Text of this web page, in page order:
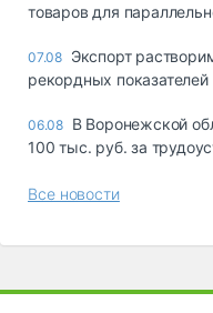
товаров для
07.08 Экспорт
рекордных показателей
06.08 В Воронежской
100 тыс. руб. за
Все новости